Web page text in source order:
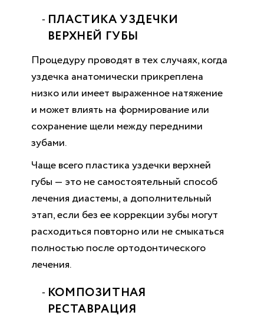
ПЛАСТИКА УЗДЕЧКИ
ВЕРХНЕЙ ГУБЫ
Процедуру проводят в тех случаях, когда
уздечка анатомически прикреплена
низко или имеет выраженное натяжение
и может влиять на формирование или
сохранение щели между передними
зубами.
Чаще всего пластика уздечки верхней
губы — это не самостоятельный способ
лечения диастемы, а дополнительный
этап, если без ее коррекции зубы могут
расходиться повторно или не смыкаться
полностью после ортодонтического
лечения.
КОМПОЗИТНАЯ
РЕСТАВРАЦИЯ